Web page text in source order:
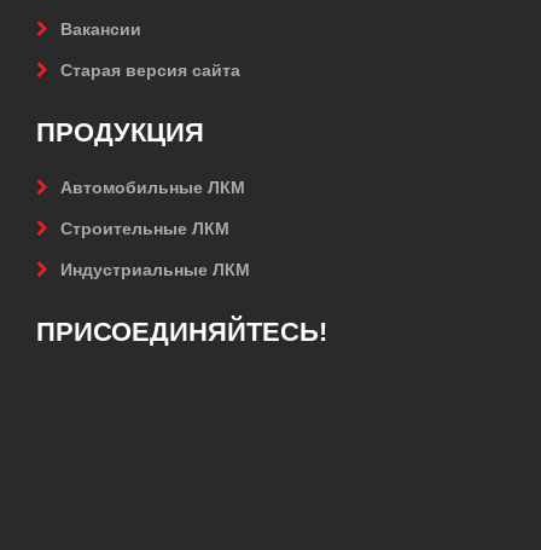
Вакансии
Старая версия сайта
ПРОДУКЦИЯ
Автомобильные ЛКМ
Строительные ЛКМ
Индустриальные ЛКМ
ПРИСОЕДИНЯЙТЕСЬ!